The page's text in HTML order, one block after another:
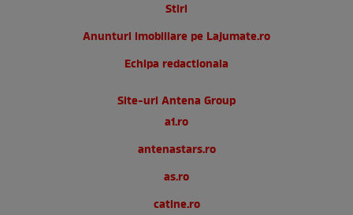
Stiri
Anunturi imobiliare pe Lajumate.ro
Echipa redactionala
Site-uri Antena Group
a1.ro
antenastars.ro
as.ro
catine.ro